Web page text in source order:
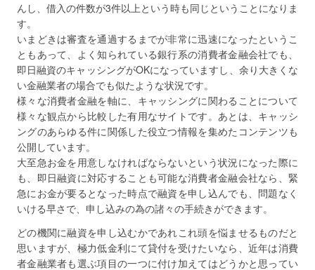
んし、借入の件数が3件以上という時も同じということになりま
す。
いまどきは審査を通過するまでが非常に迅速になったというこ
ともあって、よく知られている銀行系の消費者金融会社でも、
即日融資のキャッシングがOKになっていますし、余り大きくな
い金融業者の場合でも似たような状況です。
様々な消費者金融を軸に、キャッシングに関わることについて
様々な観点から比較した有用なサイトです。あとは、キャッシ
ングのあらゆる件に関係した役立つ情報を集めたコンテンツも
公開しています。
大至急お金を用意しなければならないという状況になった際に
も、即日融資に対応することも可能な消費者金融会社なら、緊
急にお金が要るとなった時点で融資を申し込んでも、問題なく
いける早さで、申し込みの為の諸々の手続きができます。
どの機関に融資を申し込むかであれこれ頭を悩ませるものだと
思いますが、極力低金利にて貸付を受けたいなら、近年は消費
者金融業者も選ぶ項目の一つに付け加えてはどうかと思ってい